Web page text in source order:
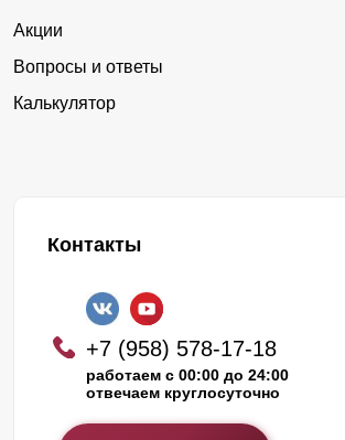
Акции
Вопросы и ответы
Калькулятор
Контакты
+7 (958) 578-17-18
работаем с 00:00 до 24:00
отвечаем круглосуточно